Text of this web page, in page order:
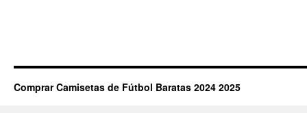
Comprar Camisetas de Fútbol Baratas 2024 2025